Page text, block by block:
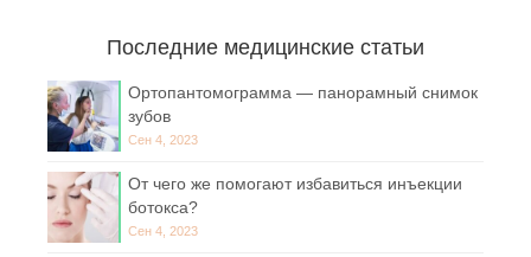
Последние медицинские статьи
Ортопантомограмма — панорамный снимок
зубов
Сен 4, 2023
От чего же помогают избавиться инъекции
ботокса?
Сен 4, 2023